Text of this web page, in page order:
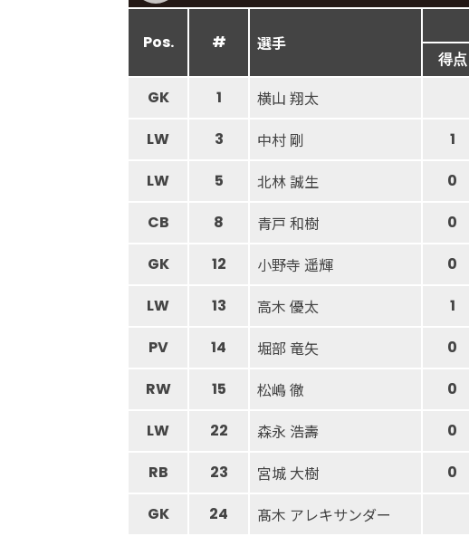
Pos. # 選手
得点
GK
1 横山 翔太
LW
3 中村 剛 1
LW
5 北林 誠生 0
CB
8 青戸 和樹 0
GK
12 小野寺 遥輝 0
LW
13 高木 優太 1
PV
14 堀部 竜矢 0
RW
15 松嶋 徹 0
LW
22 森永 浩壽 0
RB
23 宮城 大樹 0
GK
24 髙木 アレキサンダー